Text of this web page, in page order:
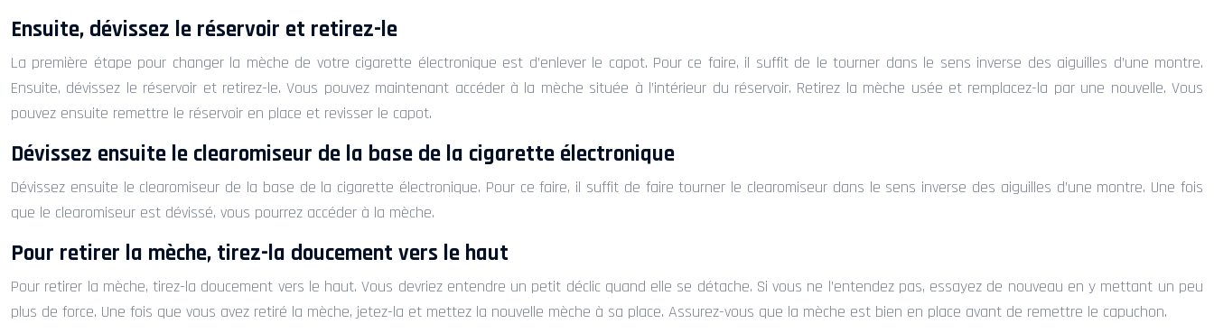
Ensuite, dévissez le réservoir et retirez-le
La première étape pour changer la mèche de votre cigarette électronique est d’enlever le capot. Pour ce faire, il suffit de le tourner dans le sens inverse des aiguilles d’une montre.
Ensuite, dévissez le réservoir et retirez-le. Vous pouvez maintenant accéder à la mèche située à l’intérieur du réservoir. Retirez la mèche usée et remplacez-la par une nouvelle. Vous
pouvez ensuite remettre le réservoir en place et revisser le capot.
Dévissez ensuite le clearomiseur de la base de la cigarette électronique
Dévissez ensuite le clearomiseur de la base de la cigarette électronique. Pour ce faire, il suffit de faire tourner le clearomiseur dans le sens inverse des aiguilles d’une montre. Une fois
que le clearomiseur est dévissé, vous pourrez accéder à la mèche.
Pour retirer la mèche, tirez-la doucement vers le haut
Pour retirer la mèche, tirez-la doucement vers le haut. Vous devriez entendre un petit déclic quand elle se détache. Si vous ne l’entendez pas, essayez de nouveau en y mettant un peu
plus de force. Une fois que vous avez retiré la mèche, jetez-la et mettez la nouvelle mèche à sa place. Assurez-vous que la mèche est bien en place avant de remettre le capuchon.